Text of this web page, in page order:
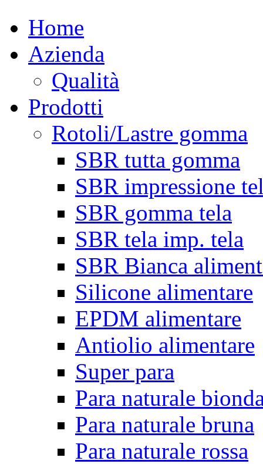
Home
Azienda
Qualità
Prodotti
Rotoli/Lastre gomma
SBR tutta gomma
SBR impressione
SBR gomma tela
SBR tela imp. tela
SBR Bianca
Silicone alimentare
EPDM alimentare
Antiolio alimentare
Super para
Para naturale
Para naturale bruna
Para naturale rossa